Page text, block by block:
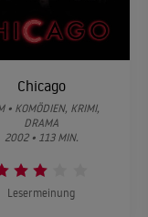
Chicago
• KOMÖDIEN, KRIMI,
DRAMA
2002 • 113 MIN.
Lesermeinung